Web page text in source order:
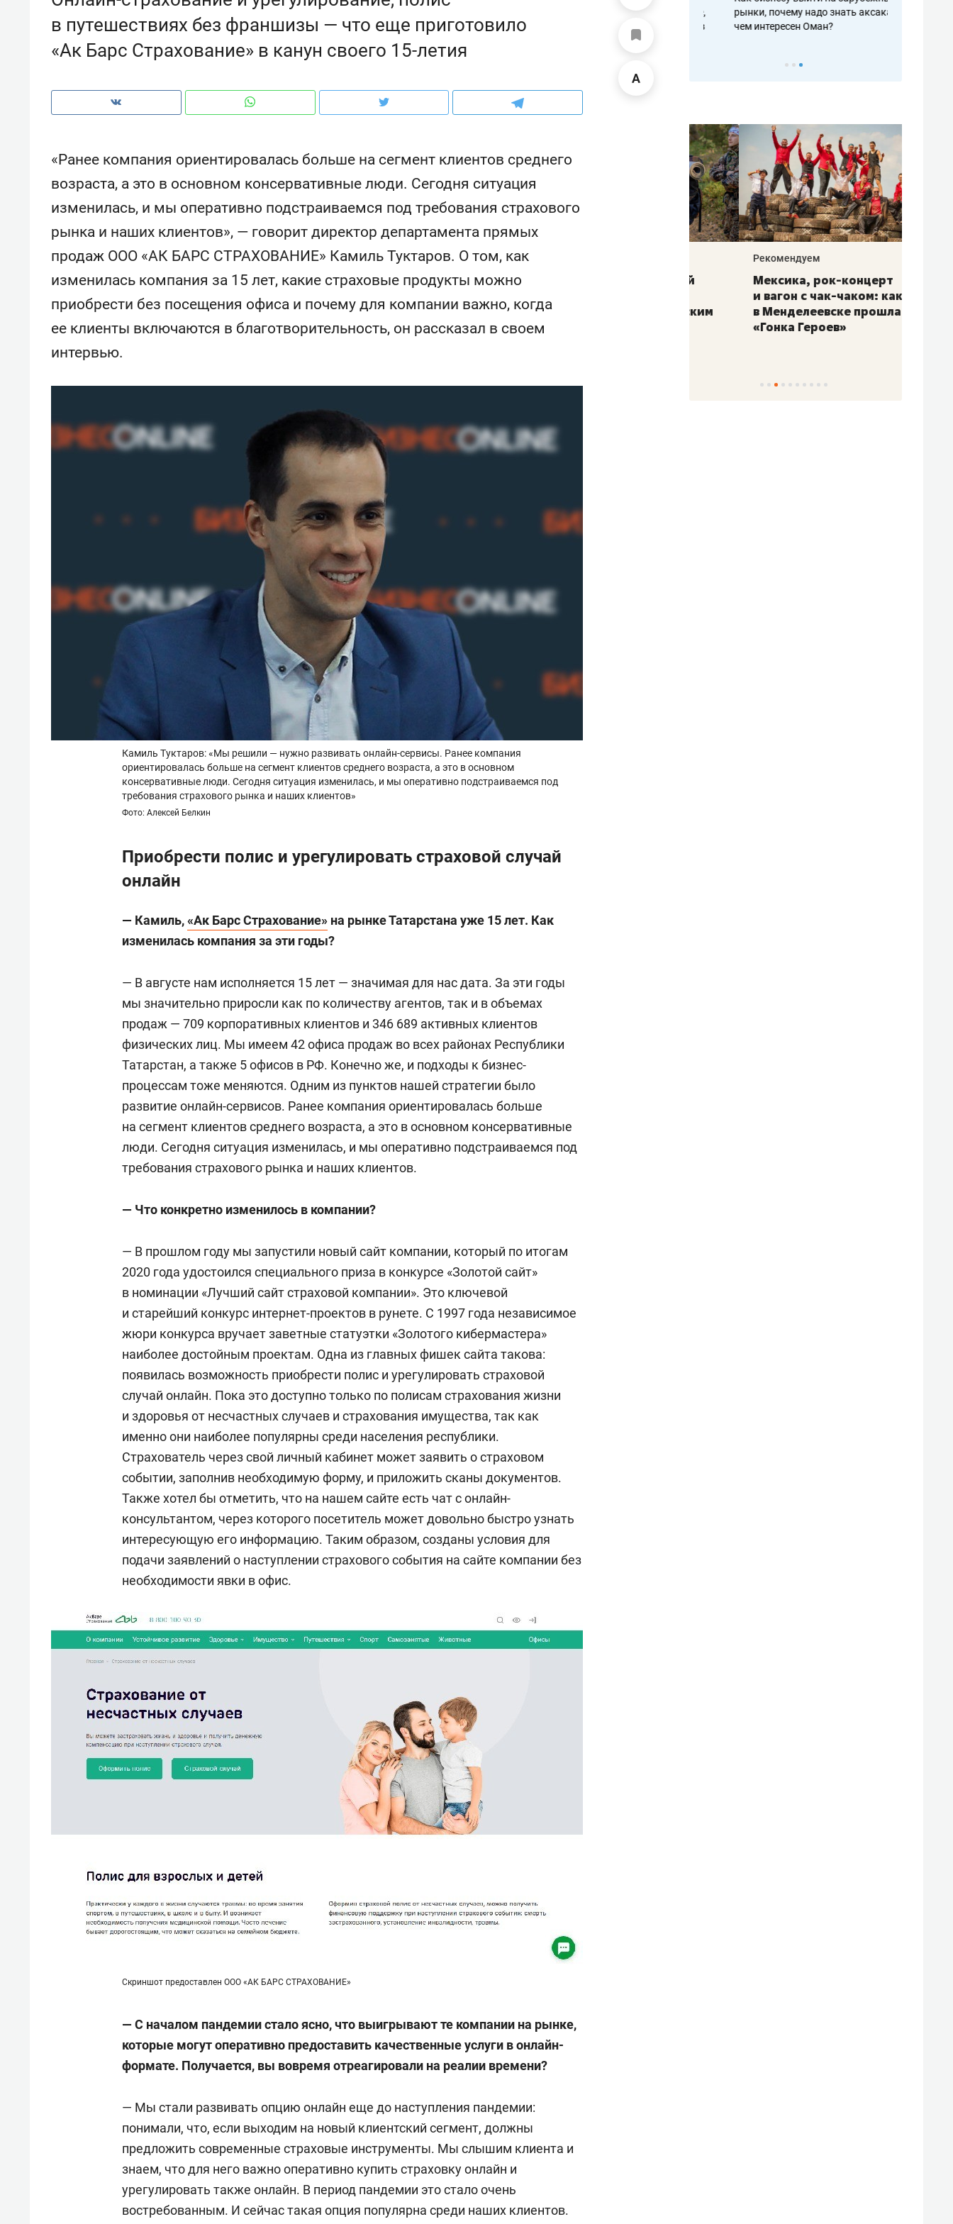
в путешествиях без франшизы — что еще приготовило
«Ак Барс Страхование» в канун своего 15-летия
«Ранее компания ориентировалась больше на сегмент клиентов среднего
возраста, а это в основном консервативные люди. Сегодня ситуация
изменилась, и мы оперативно подстраиваемся под требования страхового
рынка и наших клиентов», — говорит директор департамента прямых
продаж ООО «АК БАРС СТРАХОВАНИЕ» Камиль Туктаров. О том, как
изменилась компания за 15 лет, какие страховые продукты можно
приобрести без посещения офиса и почему для компании важно, когда
ее клиенты включаются в благотворительность, он рассказал в своем
интервью.
Камиль Туктаров: «Мы решили — нужно развивать онлайн-сервисы. Ранее компания
ориентировалась больше на сегмент клиентов среднего возраста, а это в основном
консервативные люди. Сегодня ситуация изменилась, и мы оперативно подстраиваемся под
требования страхового рынка и наших клиентов»
Фото: Алексей Белкин
Приобрести полис и урегулировать страховой случай
онлайн
— Камиль,«Ак Барс Страхование» на рынке Татарстана уже 15 лет. Как
изменилась компания за эти годы?
— В августе нам исполняется 15 лет — значимая для нас дата. За эти годы
мы значительно приросли как по количеству агентов, так и в объемах
продаж — 709 корпоративных клиентов и 346 689 активных клиентов
физических лиц. Мы имеем 42 офиса продаж во всех районах Республики
Татарстан, а также 5 офисов в РФ. Конечно же, и подходы к бизнес-
процессам тоже меняются. Одним из пунктов нашей стратегии было
развитие онлайн-сервисов. Ранее компания ориентировалась больше
на сегмент клиентов среднего возраста, а это в основном консервативные
люди. Сегодня ситуация изменилась, и мы оперативно подстраиваемся под
требования страхового рынка и наших клиентов.
— Что конкретно изменилось в компании?
— В прошлом году мы запустили новый сайт компании, который по итогам
2020 года удостоился специального приза в конкурсе «Золотой сайт»
в номинации «Лучший сайт страховой компании». Это ключевой
и старейший конкурс интернет-проектов в рунете. С 1997 года независимое
жюри конкурса вручает заветные статуэтки «Золотого кибермастера»
наиболее достойным проектам. Одна из главных фишек сайта такова:
появилась возможность приобрести полис и урегулировать страховой
случай онлайн. Пока это доступно только по полисам страхования жизни
и здоровья от несчастных случаев и страхования имущества, так как
именно они наиболее популярны среди населения республики.
Страхователь через свой личный кабинет может заявить о страховом
событии, заполнив необходимую форму, и приложить сканы документов.
Также хотел бы отметить, что на нашем сайте есть чат с онлайн-
консультантом, через которого посетитель может довольно быстро узнать
интересующую его информацию. Таким образом, созданы условия для
подачи заявлений о наступлении страхового события на сайте компании без
необходимости явки в офис.
Скриншот предоставлен ООО «АК БАРС СТРАХОВАНИЕ»
— С началом пандемии стало ясно, что выигрывают те компании на рынке,
которые могут оперативно предоставить качественные услуги в онлайн-
формате. Получается, вы вовремя отреагировали на реалии времени?
— Мы стали развивать опцию онлайн еще до наступления пандемии:
понимали, что, если выходим на новый клиентский сегмент, должны
предложить современные страховые инструменты. Мы слышим клиента и
знаем, что для него важно оперативно купить страховку онлайн и
урегулировать также онлайн. В период пандемии это стало очень
востребованным. И сейчас такая опция популярна среди наших клиентов.
рынки, почему надо знать аксакалов и
чем интересен Оман?
о трехкратном росте цен, дотошных
клиентах и чудных запросах мастеров налогах и развитии без кредитов
рынки, почему надо знать аксакалов и
чем интересен Оман?
Рекомендуем
Как ГК «МИР ГРУПП» и ВТБ
создают оазис жилого
комфорта под Казанью
Рекомендуем
150 камер до квартиры и Face
безопасность в ЖК «Нова»
Рекомендуем
Опыт выживания в дикой
с ментальным и физическим
состоянием как основа
Рекомендуем
Мексика, рок-концерт
и вагон с чак-чаком: как
в Менделеевске прошла
«Гонка Героев»